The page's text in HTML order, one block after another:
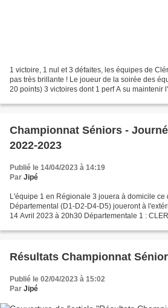
1 victoire, 1 nul et 3 défaites, les équipes de
pas très brillante ! Le joueur de la soirée des
20 points) 3 victoires dont 1 perf A su maintenir
Championnat Séniors -
2022-2023
Publié le 14/04/2023 à 14:19
Par Jipé
L'équipe 1 en Régionale 3 jouera à domicile ce
Départemental (D1-D2-D4-D5) joueront à
14 Avril 2023 à 20h30 Départementale 1 :
Résultats Championnat
Publié le 02/04/2023 à 15:02
Par Jipé